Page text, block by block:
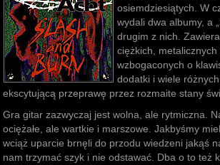
osiemdziesiątych. W
wydali dwa albumy, a
drugim z nich.
ciężkich, metalicznych
wzbogaconych o
dodatki i wiele
ekscytującą przeprawę przez rozmaite stany
Gra gitar zazwyczaj jest wolna, ale rytmiczna.
ociężałe, ale wartkie i marszowe. Jakbyśmy
wciąż uparcie brnęli do przodu wiedzeni jakąś
nam trzymać szyk i nie odstawać. Dba o to też